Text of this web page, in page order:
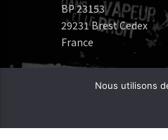
BP 23153
29231 Brest Cedex
France
Bureau: 02 98 05 07 96
Mail:
Nous utilisons